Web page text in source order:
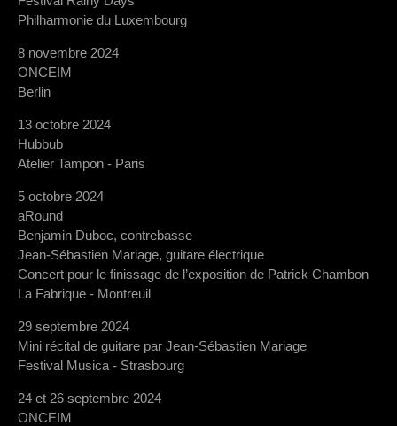
Philharmonie du Luxembourg
8 novembre 2024
ONCEIM
Berlin
13 octobre 2024
Hubbub
Atelier Tampon - Paris
5 octobre 2024
aRound
Benjamin Duboc, contrebasse
Jean-Sébastien Mariage, guitare électrique
Concert pour le finissage de l’exposition de Patrick Chambon
La Fabrique - Montreuil
29 septembre 2024
Mini récital de guitare par Jean-Sébastien Mariage
Festival Musica - Strasbourg
24 et 26 septembre 2024
ONCEIM